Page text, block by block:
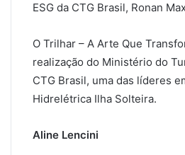
ESG da CTG Brasil, Ronan
O Trilhar – A Arte Que
realização do Ministério do
CTG Brasil, uma das líderes
Hidrelétrica Ilha Solteira.
Aline Lencini